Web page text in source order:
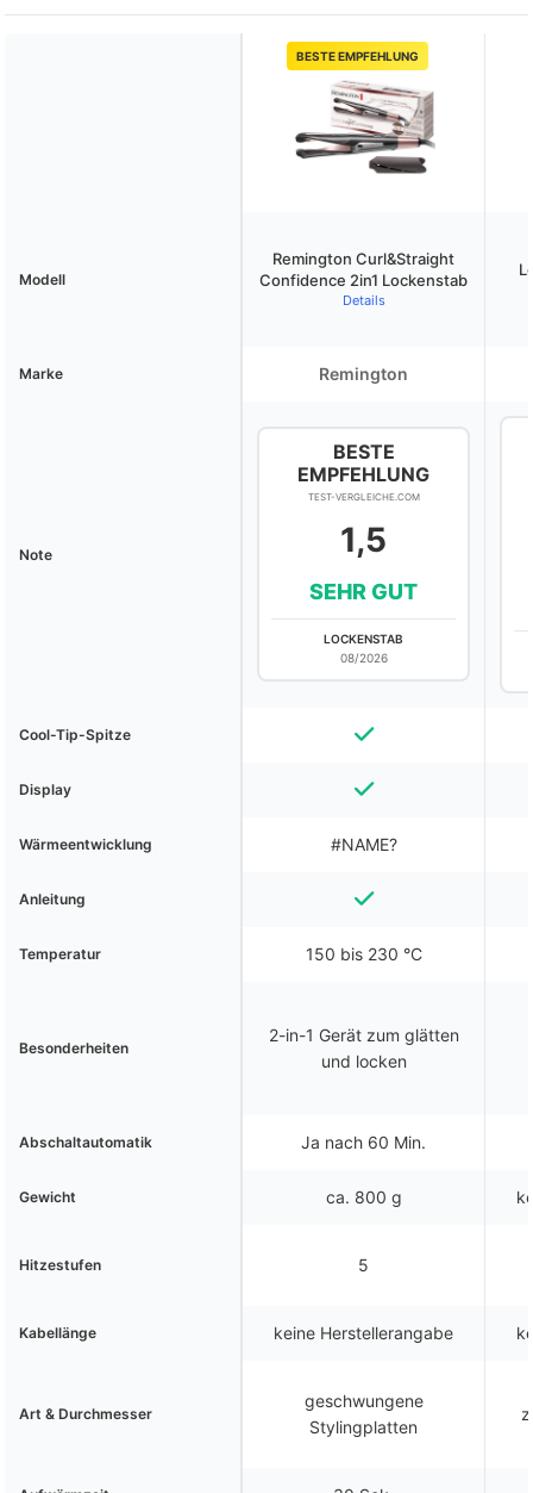
BESTE EMPFEHLUNG
Modell
Remington Curl&Straight
Confidence 2in1 Lockenstab
Details
Marke Remington
Note
BESTE
EMPFEHLUNG
TEST-VERGLEICHE.COM
1,5
SEHR GUT
LOCKENSTAB
08/2026
Cool-Tip-Spitze
Display
Wärmeentwicklung #NAME?
Anleitung
Temperatur 150 bis 230 °C
Besonderheiten
2-in-1 Gerät zum glätten
und locken
Abschaltautomatik Ja nach 60 Min.
Gewicht ca. 800 g
Hitzestufen 5
Kabellänge keine Herstellerangabe
Art & Durchmesser
geschwungene
Stylingplatten